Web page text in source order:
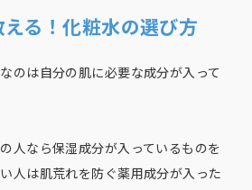
る！化粧水の選び方
のは自分の肌に必要な成分が入って
人なら保湿成分が入っているものを
人は肌荒れを防ぐ薬用成分が入った